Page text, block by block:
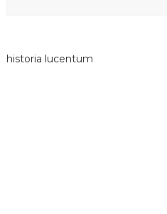
historia lucentum